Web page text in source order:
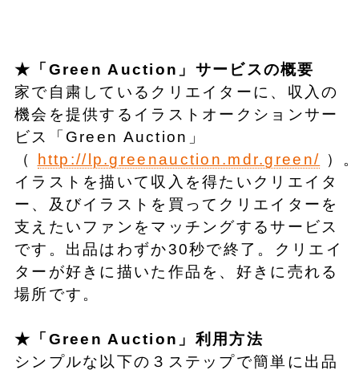
★「Green Auction」サービスの概要
家で自粛しているクリエイターに、収入の
機会を提供するイラストオークションサー
ビス「Green Auction」
（
http://lp.greenauction.mdr.green/ ）
イラストを描いて収入を得たいクリエイタ
ー、及びイラストを買ってクリエイターを
支えたいファンをマッチングするサービス
です。出品はわずか30秒で終了。クリエイ
ターが好きに描いた作品を、好きに売れる
場所です。
★「Green Auction」利用方法
シンプルな以下の３ステップで簡単に出品